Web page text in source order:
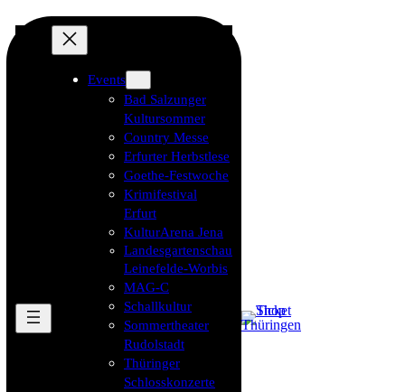
Events
Bad Salzunger
Kultursommer
Country Messe
Erfurter Herbstlese
Goethe-Festwoche
Krimifestival
Erfurt
KulturArena Jena
Landesgartenschau
Leinefelde-Worbis
MAG-C
Schallkultur
Sommertheater
Rudolstadt
Thüringer
Schlosskonzerte